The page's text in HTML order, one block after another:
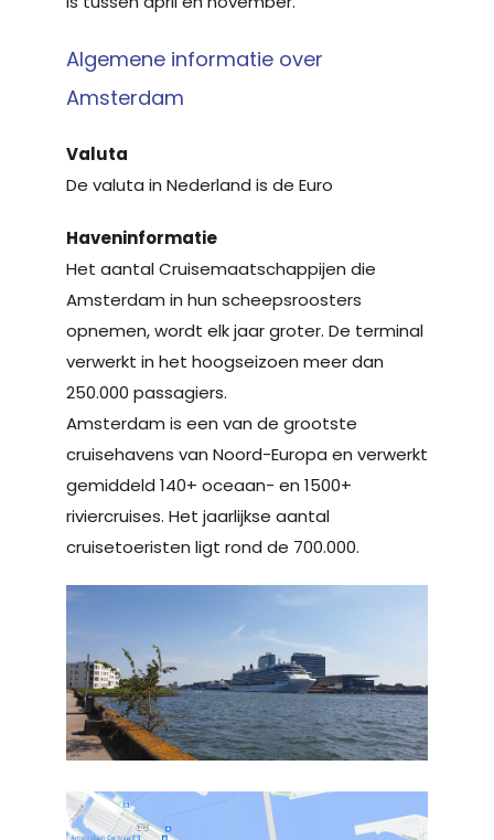
Algemene informatie over
Amsterdam
Valuta
De valuta in Nederland is de Euro
Haveninformatie
Het aantal Cruisemaatschappijen die
Amsterdam in hun scheepsroosters
opnemen, wordt elk jaar groter. De terminal
verwerkt in het hoogseizoen meer dan
250.000 passagiers.
Amsterdam is een van de grootste
cruisehavens van Noord-Europa en verwerkt
gemiddeld 140+ oceaan- en 1500+
riviercruises. Het jaarlijkse aantal
cruisetoeristen ligt rond de 700.000.